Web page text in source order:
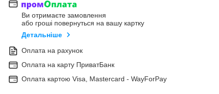
Ви отримаєте замовлення
або гроші повернуться на вашу картку
Детальніше
Оплата на рахунок
Оплата на карту ПриватБанк
Оплата картою Visa, Mastercard - WayForPay